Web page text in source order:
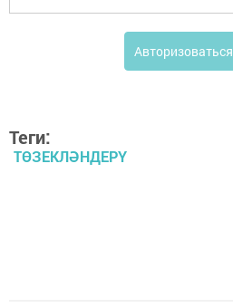
Авторизоваться
Теги:
ТӨЗЕКЛӘНДЕРҮ